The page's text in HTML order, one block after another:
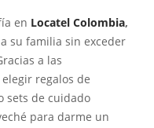
en Locatel Colombia,
su familia sin exceder
a las
regalos de
sets de cuidado
para darme un